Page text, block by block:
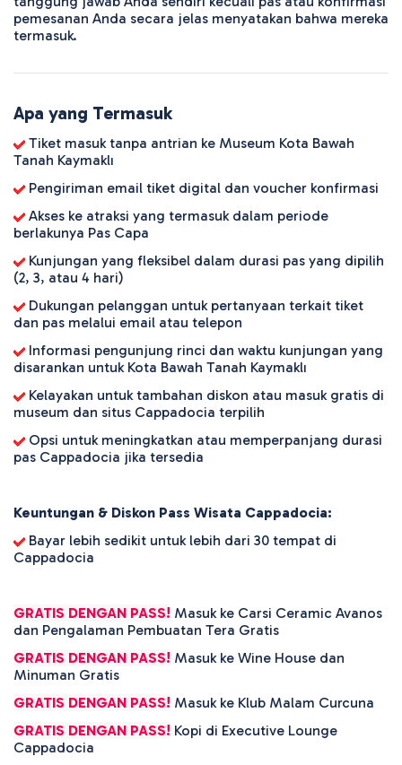
pemesanan Anda secara jelas menyatakan bahwa mereka
termasuk.
Apa yang Termasuk
Tiket masuk tanpa antrian ke Museum Kota Bawah
Tanah Kaymaklı
Pengiriman email tiket digital dan voucher konfirmasi
Akses ke atraksi yang termasuk dalam periode
berlakunya Pas Capa
Kunjungan yang fleksibel dalam durasi pas yang dipilih
(2, 3, atau 4 hari)
Dukungan pelanggan untuk pertanyaan terkait tiket
dan pas melalui email atau telepon
Informasi pengunjung rinci dan waktu kunjungan yang
disarankan untuk Kota Bawah Tanah Kaymaklı
Kelayakan untuk tambahan diskon atau masuk gratis di
museum dan situs Cappadocia terpilih
Opsi untuk meningkatkan atau memperpanjang durasi
pas Cappadocia jika tersedia
Keuntungan & Diskon Pass Wisata Cappadocia:
Bayar lebih sedikit untuk lebih dari 30 tempat di
Cappadocia
GRATIS DENGAN PASS! Masuk ke Carsi Ceramic Avanos
dan Pengalaman Pembuatan Tera Gratis
GRATIS DENGAN PASS! Masuk ke Wine House dan
Minuman Gratis
GRATIS DENGAN PASS! Masuk ke Klub Malam Curcuna
GRATIS DENGAN PASS! Kopi di Executive Lounge
Cappadocia